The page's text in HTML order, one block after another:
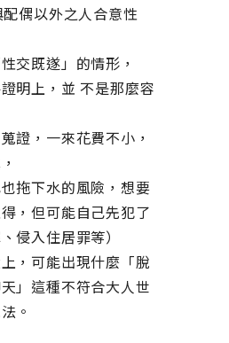
偶以外之人合意性
交既遂」的情形，
明上，並 不是那麼容
證，一來花費不小，
拖下水的風險，想要
，但可能自己先犯了
侵入住居罪等）
，可能出現什麼「脫
」這種不符合大人世
。